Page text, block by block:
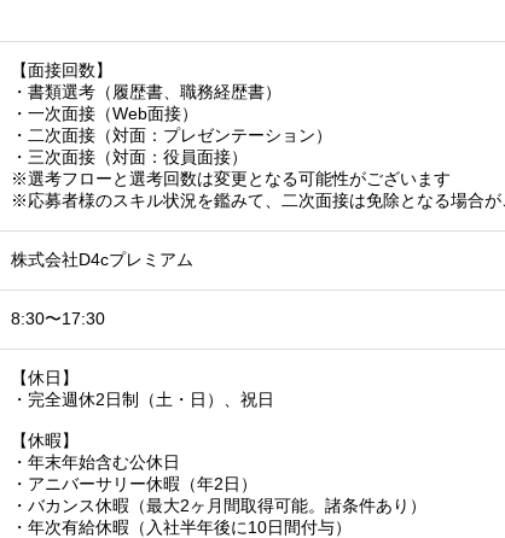
【面接回数】
・書類選考（履歴書、職務経歴書）
・一次面接（Web面接）
・二次面接（対面：プレゼンテーション）
・三次面接（対面：役員面接）
※選考フローと選考回数は変更となる可能性がございます
※応募者様のスキル状況を鑑みて、二次面接は免除となる場合
株式会社D4cプレミアム
8:30〜17:30
【休日】
・完全週休2日制（土・日）、祝日
【休暇】
・年末年始含む公休日
・アニバーサリー休暇（年2日）
・バカンス休暇（最大2ヶ月間取得可能。諸条件あり）
・年次有給休暇（入社半年後に10日間付与）